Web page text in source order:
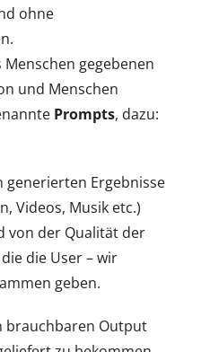
ohne
gegebenen
und Menschen
Prompts, dazu:
generierten Ergebnisse
Videos, Musik etc.)
von der Qualität der
die User – wir
geben.
brauchbaren Output